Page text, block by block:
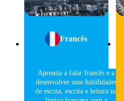
Francês
Aprenda a falar francês e a
desenvolver suas habilidades
de escuta, escrita e leitura na